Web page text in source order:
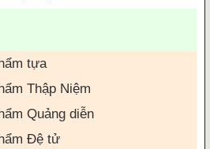
tựa
Thập Niệm
Quảng diễn
Ðệ tử